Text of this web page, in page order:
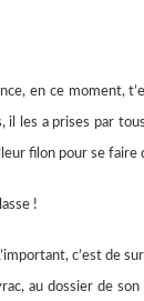
ce moment, t’es
il les a prises par
filon pour se faire
!
c’est de
au dossier de